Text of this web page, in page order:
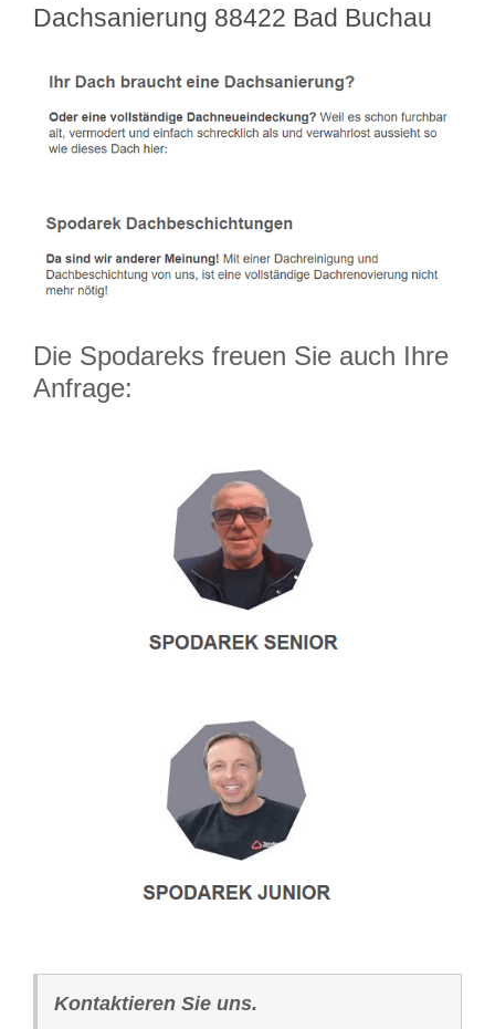
Dachsanierung 88422 Bad Buchau
Die Spodareks freuen Sie auch Ihre
Anfrage:
Kontaktieren Sie uns.